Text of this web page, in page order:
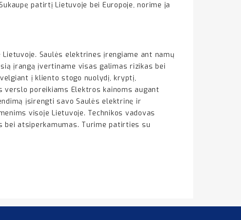
patirtį Lietuvoje bei Europoje, norime ja
Saulės elektrines įrengiame ant namų
įrangą įvertiname visas galimas rizikas bei
į kliento stogo nuolydį, kryptį,
poreikiams Elektros kainoms augant
įsirengti savo Saulės elektrinę ir
visoje Lietuvoje. Technikos vadovas
bei atsiperkamumas. Turime patirties su